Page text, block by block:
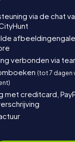
via de chat
verbonden via
(tot 7 dagen
met creditcard,